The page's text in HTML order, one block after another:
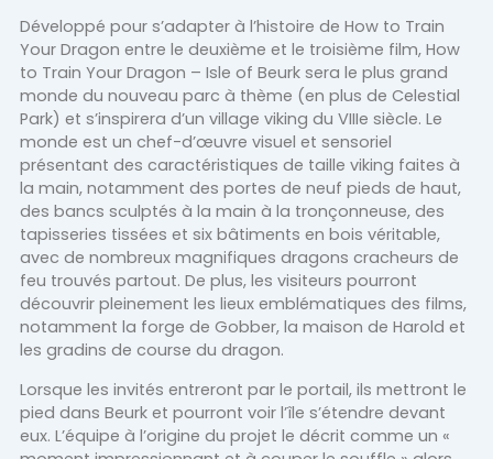
Développé pour s’adapter à l’histoire de How to Train
Your Dragon entre le deuxième et le troisième film, How
to Train Your Dragon – Isle of Beurk sera le plus grand
monde du nouveau parc à thème (en plus de Celestial
Park) et s’inspirera d’un village viking du VIIIe siècle. Le
monde est un chef-d’œuvre visuel et sensoriel
présentant des caractéristiques de taille viking faites à
la main, notamment des portes de neuf pieds de haut,
des bancs sculptés à la main à la tronçonneuse, des
tapisseries tissées et six bâtiments en bois véritable,
avec de nombreux magnifiques dragons cracheurs de
feu trouvés partout. De plus, les visiteurs pourront
découvrir pleinement les lieux emblématiques des films,
notamment la forge de Gobber, la maison de Harold et
les gradins de course du dragon.
Lorsque les invités entreront par le portail, ils mettront le
pied dans Beurk et pourront voir l’île s’étendre devant
eux. L’équipe à l’origine du projet le décrit comme un «